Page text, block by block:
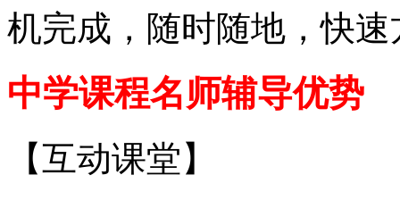
机完成，随时随地，快速
中学课程名师辅导优势
【互动课堂】